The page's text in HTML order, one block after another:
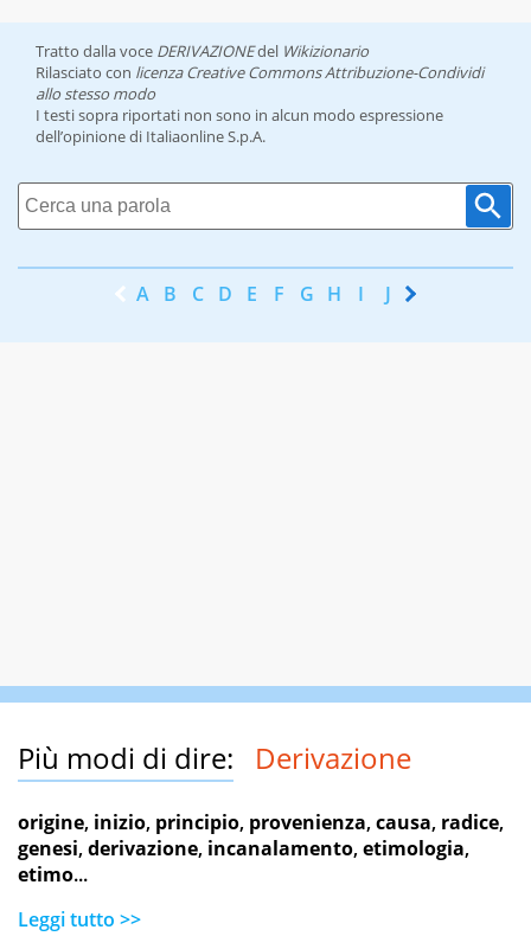
Tratto dalla voce DERIVAZIONEdel Wikizionario
Rilasciato con licenza Creative Commons Attribuzione-Condividi
allo stesso modo
I testi sopra riportati non sono in alcun modo espressione
dell’opinione di Italiaonline S.p.A.
A B C D E F G H I J K
Più modi di dire: Derivazione
origine, inizio, principio, provenienza,causa, radice,
genesi,derivazione, incanalamento,etimologia,
etimo...
Leggi tutto >>